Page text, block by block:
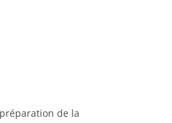
de la